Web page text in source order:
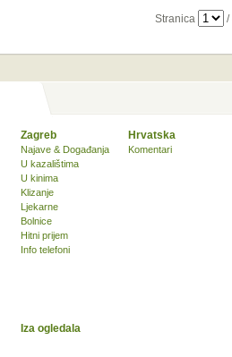
Stranica /
Zagreb
Najave & Događanja
U kazalištima
U kinima
Klizanje
Ljekarne
Bolnice
Hitni prijem
Info telefoni
Hrvatska
Komentari
Iza ogledala